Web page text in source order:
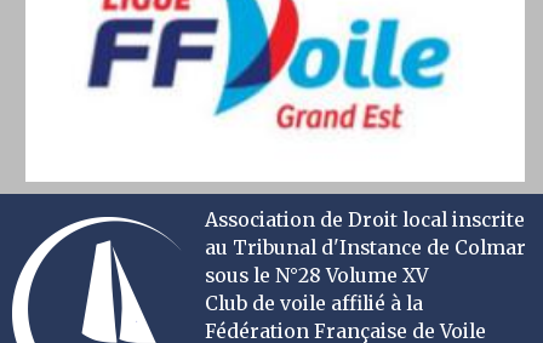
Association de Droit local inscrite
au Tribunal d'Instance de Colmar
sous le N°28 Volume XV
Club de voile affilié à la
Fédération Française de Voile